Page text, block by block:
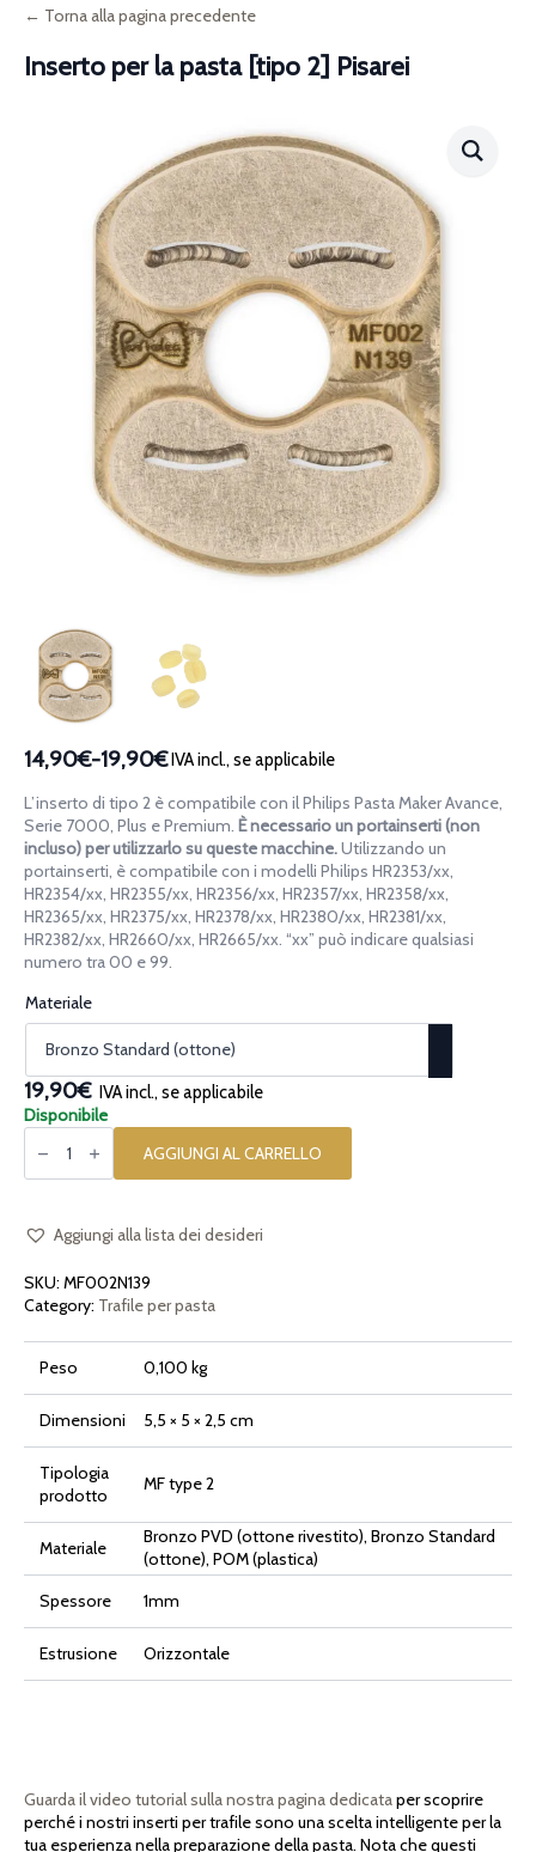
← Torna alla pagina precedente
Inserto per la pasta [tipo 2] Pisarei
14,90€-19,90€
Fascia
di
prezzo:
da
14,90€
a
19,90€
IVA incl., se applicabile
L’inserto di tipo 2 è compatibile con il Philips Pasta Maker Avance,
Serie 7000, Plus e Premium. È necessario un portainserti (non
incluso) per utilizzarlo su queste macchine.Utilizzando un
portainserti, è compatibile con i modelli Philips HR2353/xx,
HR2354/xx, HR2355/xx, HR2356/xx, HR2357/xx, HR2358/xx,
HR2365/xx, HR2375/xx, HR2378/xx, HR2380/xx, HR2381/xx,
HR2382/xx, HR2660/xx, HR2665/xx. “xx” può indicare qualsiasi
numero tra 00 e 99.
Materiale
19,90€ IVA incl., se applicabile
Disponibile
Inserto
per
pasta
Pisarei
AGGIUNGI AL CARRELLO
Aggiungi alla lista dei desideri
SKU: MF002N139
Category: Trafile per pasta
Peso 0,100 kg
Dimensioni 5,5 × 5 × 2,5 cm
Tipologia
prodotto
MF type 2
Materiale
Bronzo PVD (ottone rivestito), Bronzo Standard
(ottone), POM (plastica)
Spessore
1mm
Estrusione Orizzontale
Guarda il video tutorial sulla nostra pagina dedicataper scoprire
perché i nostri inserti per trafile sono una scelta intelligente per la
tua esperienza nella preparazione della pasta. Nota che questi